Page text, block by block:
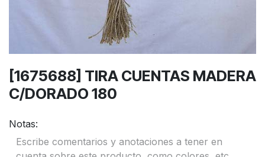
[1675688] TIRA CUENTAS MADERA
C/DORADO 180
Notas: